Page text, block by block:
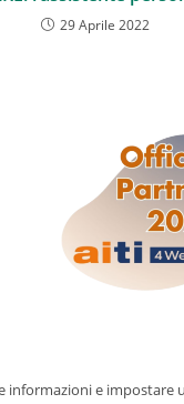
29 Aprile 2022
informazioni e impostare